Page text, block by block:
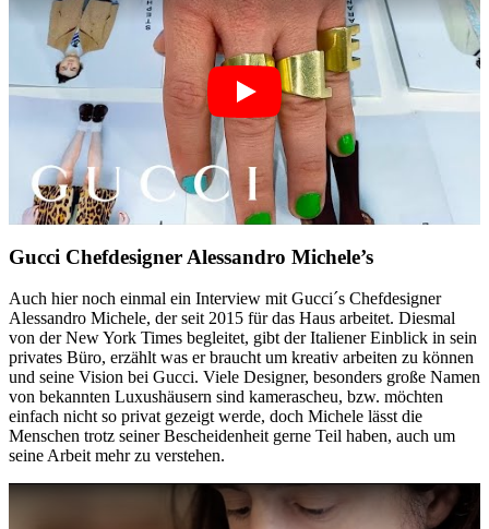
Gucci Chefdesigner Alessandro Michele’s
Auch hier noch einmal ein Interview mit Gucci´s Chefdesigner
Alessandro Michele, der seit 2015 für das Haus arbeitet. Diesmal
von der New York Times begleitet, gibt der Italiener Einblick in sein
privates Büro, erzählt was er braucht um kreativ arbeiten zu können
und seine Vision bei Gucci. Viele Designer, besonders große Namen
von bekannten Luxushäusern sind kamerascheu, bzw. möchten
einfach nicht so privat gezeigt werde, doch Michele lässt die
Menschen trotz seiner Bescheidenheit gerne Teil haben, auch um
seine Arbeit mehr zu verstehen.